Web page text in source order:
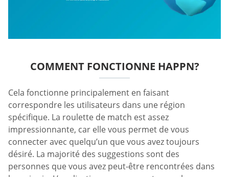
COMMENT FONCTIONNE HAPPN?
Cela fonctionne principalement en faisant
correspondre les utilisateurs dans une région
spécifique. La roulette de match est assez
impressionnante, car elle vous permet de vous
connecter avec quelqu’un que vous avez toujours
désiré. La majorité des suggestions sont des
personnes que vous avez peut-être rencontrées dans